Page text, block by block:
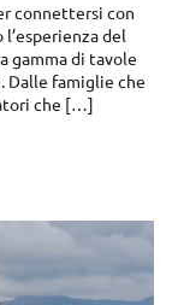
connettersi con
l’esperienza del
gamma di tavole
famiglie che
che […]